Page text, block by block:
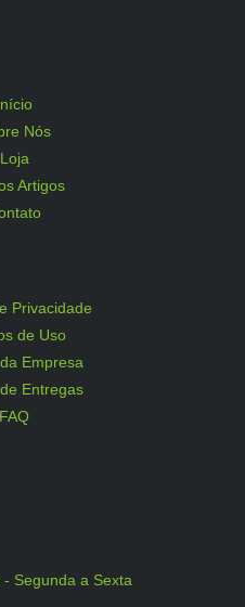
Nós
Loja
Artigos
Privacidade
de Uso
Empresa
Entregas
FAQ
Segunda a Sexta